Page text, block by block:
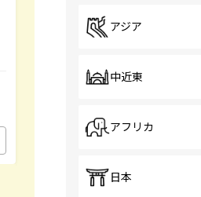
アジア
中近東
アフリカ
日本